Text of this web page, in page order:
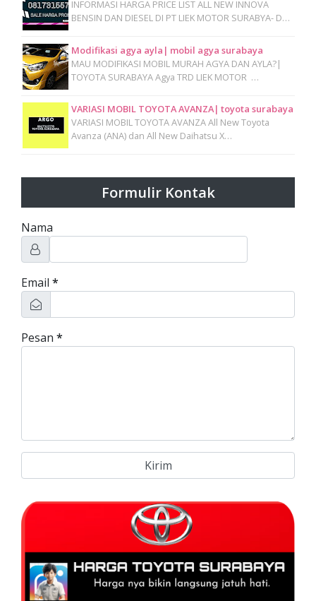
INFORMASI HARGA PRICE LIST ALL NEW INNOVA
BENSIN DAN DIESEL DI PT LIEK MOTOR SURABYA- D…
Modifikasi agya ayla| mobil agya surabaya
MAU MODIFIKASI MOBIL MURAH AGYA DAN AYLA?|
TOYOTA SURABAYA Agya TRD LIEK MOTOR …
VARIASI MOBIL TOYOTA AVANZA| toyota surabaya
VARIASI MOBIL TOYOTA AVANZA All New Toyota
Avanza (ANA) dan All New Daihatsu X…
Formulir Kontak
Nama
Email *
Pesan *